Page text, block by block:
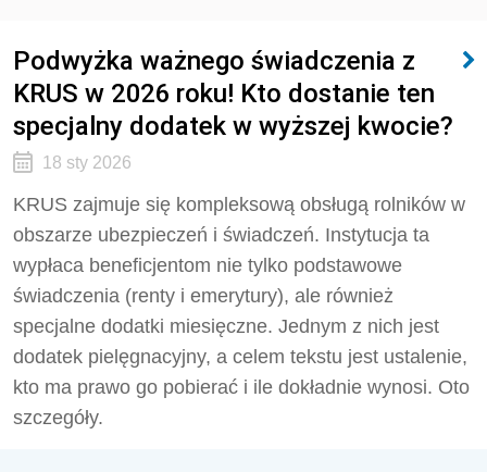
Podwyżka ważnego świadczenia z
KRUS w 2026 roku! Kto dostanie ten
specjalny dodatek w wyższej kwocie?
18 sty 2026
KRUS zajmuje się kompleksową obsługą rolników w
obszarze ubezpieczeń i świadczeń. Instytucja ta
wypłaca beneficjentom nie tylko podstawowe
świadczenia (renty i emerytury), ale również
specjalne dodatki miesięczne. Jednym z nich jest
dodatek pielęgnacyjny, a celem tekstu jest ustalenie,
kto ma prawo go pobierać i ile dokładnie wynosi. Oto
szczegóły.